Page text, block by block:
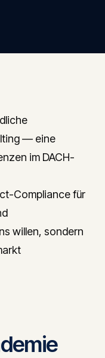
— eine
im DACH-
Compliance für
willen, sondern